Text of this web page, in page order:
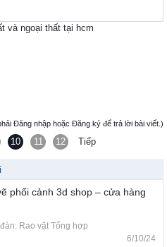
và ngoại thất tại hcm
Đăng nhập hoặc Đăng ký để trả lời bài viết.)
10 11 12 Tiếp
phối cảnh 3d shop – cửa hàng
Rao vặt Tổng hợp
6/10/24